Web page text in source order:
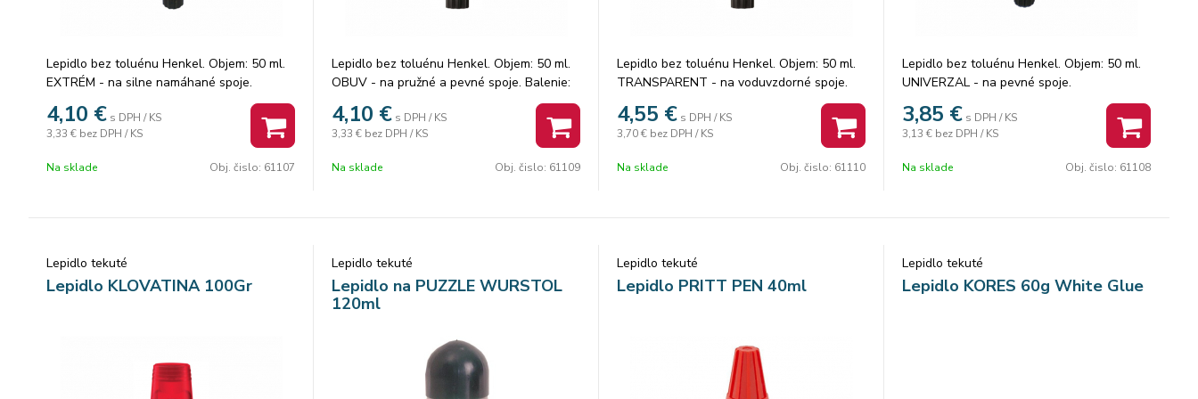
Lepidlo bez toluénu Henkel. Objem: 50 ml.
EXTRÉM - na silne namáhané spoje.
4,10 € s DPH / KS
3,33 € bez DPH / KS
Na sklade Obj. čislo: 61107
Lepidlo bez toluénu Henkel. Objem: 50 ml.
OBUV - na pružné a pevné spoje. Balenie:
4,10 € s DPH / KS
3,33 € bez DPH / KS
Na sklade Obj. čislo: 61109
Lepidlo bez toluénu Henkel. Objem: 50 ml.
TRANSPARENT - na voduvzdorné spoje.
4,55 € s DPH / KS
3,70 € bez DPH / KS
Na sklade Obj. čislo: 61110
Lepidlo bez toluénu Henkel. Objem: 50 ml.
UNIVERZAL - na pevné spoje.
3,85 € s DPH / KS
3,13 € bez DPH / KS
Na sklade Obj. čislo: 61108
Lepidlo tekuté
Lepidlo KLOVATINA 100Gr
Lepidlo tekuté
Lepidlo na PUZZLE WURSTOL
120ml
Lepidlo tekuté
Lepidlo PRITT PEN 40ml
Lepidlo tekuté
Lepidlo KORES 60g White Glue